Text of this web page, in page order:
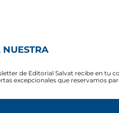
NUESTRA
de Editorial Salvat recibe en tu
excepcionales que reservamos